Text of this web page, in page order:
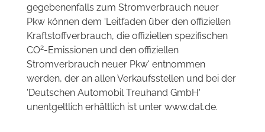
gegebenenfalls zum Stromverbrauch neuer
Pkw können dem 'Leitfaden über den offiziellen
Kraftstoffverbrauch, die offiziellen spezifischen
CO2-Emissionen und den offiziellen
Stromverbrauch neuer Pkw' entnommen
werden, der an allen Verkaufsstellen und bei der
'Deutschen Automobil Treuhand GmbH'
unentgeltlich erhältlich ist unter www.dat.de.